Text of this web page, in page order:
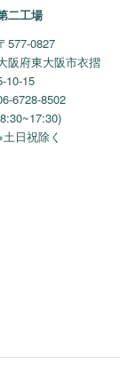
二工場
577-0827
阪府東大阪市衣摺
10-15
6728-8502
日祝除く